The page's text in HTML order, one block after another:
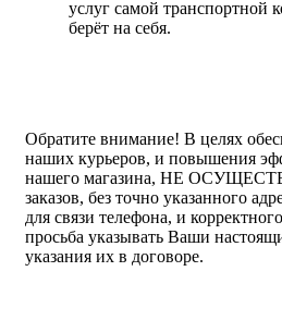
услуг самой транспортной
берёт на себя.
Обратите внимание! В целях
наших курьеров, и повышения
нашего магазина, НЕ
заказов, без точно указанного
для связи телефона, и
просьба указывать Ваши
указания их в договоре.